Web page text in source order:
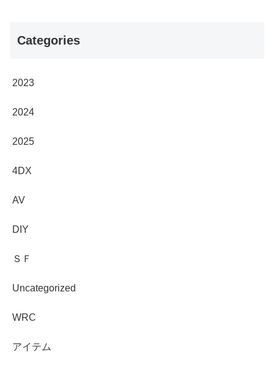
Categories
2023
2024
2025
4DX
AV
DIY
ＳＦ
Uncategorized
WRC
アイテム